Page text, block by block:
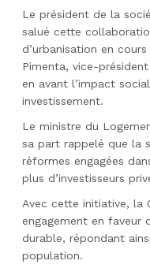
Le président de la
salué cette
d’urbanisation en
Pimenta, vice-
en avant l’impact
investissement.
Le ministre du
sa part rappelé que la
réformes engagées
plus d’investisseurs
Avec cette initiative, la
engagement en faveur
durable, répondant
population.